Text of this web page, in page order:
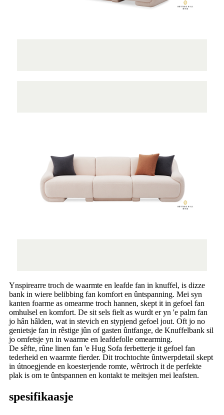
Ynspirearre troch de waarmte en leafde fan in knuffel, is dizze
bank in wiere belibbing fan komfort en ûntspanning. Mei syn
kanten foarme as omearme troch hannen, skept it in gefoel fan
omhulsel en komfort. De sit sels fielt as wurdt er yn 'e palm fan
jo hân hâlden, wat in stevich en stypjend gefoel jout. Oft jo no
genietsje fan in rêstige jûn of gasten ûntfange, de Knuffelbank sil
jo omfetsje yn in waarme en leafdefolle omearming.
De sêfte, rûne linen fan 'e Hug Sofa ferbetterje it gefoel fan
tederheid en waarmte fierder. Dit trochtochte ûntwerpdetail skept
in útnoegjende en koesterjende romte, wêrtroch it de perfekte
plak is om te ûntspannen en kontakt te meitsjen mei leafsten.
spesifikaasje